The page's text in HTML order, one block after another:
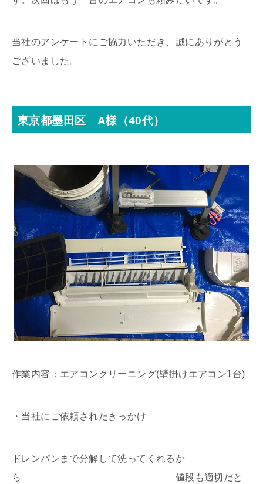
当社のアンケートにご協力いただき、誠にありがとう
ございました。
東京都墨田区 A様（40代）
作業内容：エアコンクリーニング(壁掛けエアコン1台)
・当社にご依頼されたきっかけ
ドレンパンまで分解して洗ってくれるか
ら 値段も適切だと